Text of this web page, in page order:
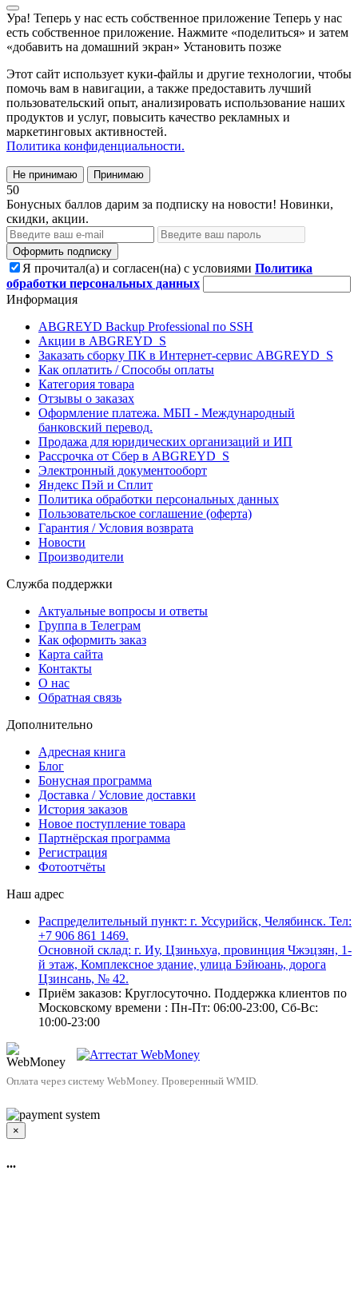
Ура! Теперь у нас есть собственное приложение Теперь у нас
есть собственное приложение. Нажмите «поделиться» и затем
«добавить на домашний экран» Установить позже
Этот сайт использует куки-файлы и другие технологии, чтобы
помочь вам в навигации, а также предоставить лучший
пользовательский опыт, анализировать использование наших
продуктов и услуг, повысить качество рекламных и
маркетинговых активностей.
Политика конфиденциальности.
Не принимаю Принимаю
50
Бонусных баллов дарим за подписку на новости! Новинки,
скидки, акции.
Оформить подписку
Я прочитал(а) и согласен(на) с условиями Политика
обработки персональных данных
Информация
ABGREYD Backup Professional по SSH
Акции в ABGREYD_S
Заказать сборку ПК в Интернет-сервис ABGREYD_S
Как оплатить / Способы оплаты
Категория товара
Отзывы о заказах
Оформление платежа. МБП - Международный
банковский перевод.
Продажа для юридических организаций и ИП
Рассрочка от Сбер в ABGREYD_S
Электронный документооборт
Яндекс Пэй и Сплит
Политика обработки персональных данных
Пользовательское соглашение (оферта)
Гарантия / Условия возврата
Новости
Производители
Служба поддержки
Актуальные вопросы и ответы
Группа в Телеграм
Как оформить заказ
Карта сайта
Контакты
О нас
Обратная связь
Дополнительно
Адресная книга
Блог
Бонусная программа
Доставка / Условие доставки
История заказов
Новое поступление товара
Партнёрская программа
Регистрация
Фотоотчёты
Наш адрес
Распределительный пункт: г. Уссурийск, Челябинск. Тел:
+7 906 861 1469.
Основной склад: г. Иу, Цзиньхуа, провинция Чжэцзян, 1-
й этаж, Комплексное здание, улица Бэйюань, дорога
Цзинсань, № 42.
Приём заказов: Круглосуточно. Поддержка клиентов по
Московскому времени : Пн-Пт: 06:00-23:00, Сб-Вс:
10:00-23:00
Оплата через систему WebMoney. Проверенный WMID.
×
...